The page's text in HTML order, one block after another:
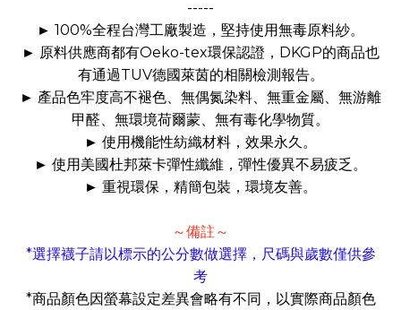
-----
► 100%全程台灣工廠製造，堅持使用無毒原料紗。
► 原料供應商都有Oeko-tex環保認證， DKGP的商品也
有通過TUV德國萊茵的相關檢測報告。
► 產品色牢度高不褪色、無偶氮染料、無重金屬、無游離
甲醛、無環境荷爾蒙、無有毒化學物質。
► 使用機能性紡織材料，效果永久。
► 使用美國杜邦萊卡彈性纖維，彈性優異不易疲乏。
► 重視環保，精簡包裝，環境友善。
～備註～
*選擇襪子請以標示的公分數做選擇，尺碼與歲數僅供參
考
*商品顏色因螢幕設定差異會略有不同，以實際商品顏色